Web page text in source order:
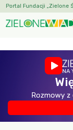
Portal Fundacji „Zielone
NA
Rozmowy z